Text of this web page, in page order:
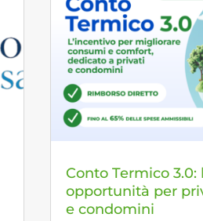
Conto Termico 3.0:
opportunità per
e condomini